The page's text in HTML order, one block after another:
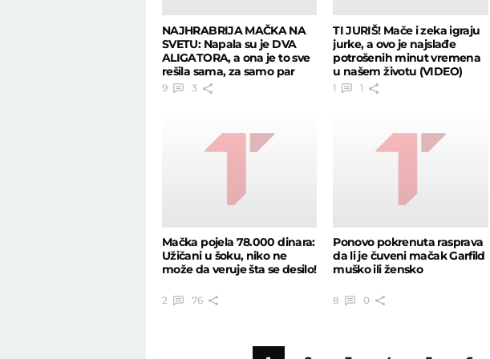
NAJHRABRIJA MAČKA NA
SVETU: Napala su je DVA
ALIGATORA, a ona je to sve
rešila sama, za samo par
sekundi (VIDEO)
9 3
TI JURIŠ! Mače i zeka igraju
jurke, a ovo je najslađe
potrošenih minut vremena
u našem životu (VIDEO)
1 1
Mačka pojela 78.000 dinara:
Užičani u šoku, niko ne
može da veruje šta se desilo!
2 76
Ponovo pokrenuta rasprava
da li je čuveni mačak Garfild
muško ili žensko
8 0